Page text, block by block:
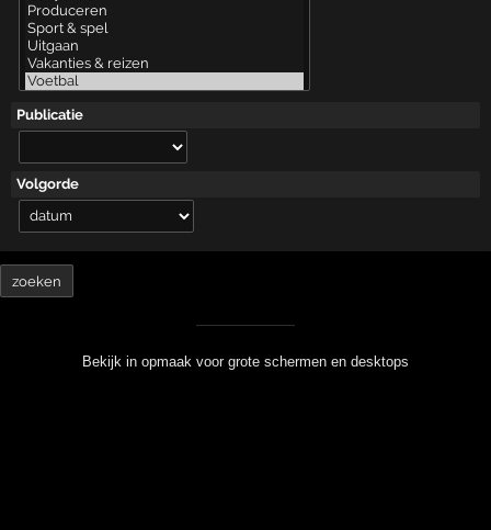
Publicatie
Volgorde
Bekijk in opmaak voor grote schermen en desktops